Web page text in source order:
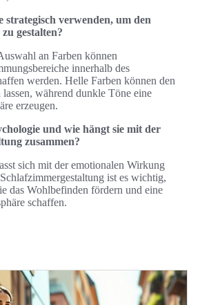
strategisch verwenden, um den
gestalten?
an Farben können
innerhalb des
werden. Helle Farben können den
während dunkle Töne eine
erzeugen.
und wie hängt sie mit der
zusammen?
sich mit der emotionalen Wirkung
ist es wichtig,
das Wohlbefinden fördern und eine
schaffen.